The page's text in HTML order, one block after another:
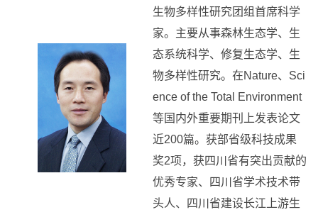
生物多样性研究团组首席科学
家。主要从事森林生态学、生
态系统科学、修复生态学、生
物多样性研究。在Nature、Sci
ence of the Total Environment
等国内外重要期刊上发表论文
近200篇。获部省级科技成果
奖2项，获四川省有突出贡献的
优秀专家、四川省学术技术带
头人、四川省建设长江上游生